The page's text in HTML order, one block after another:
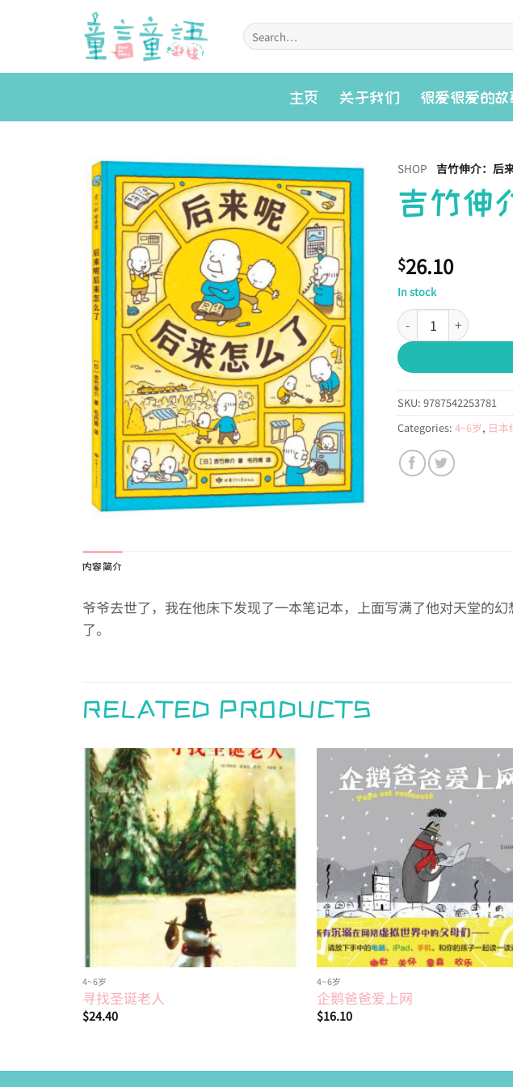
Search
for:
主页 关于我们 很爱很爱的故
Add to
wishlist
SHOP 吉竹伸介：后
吉竹伸
$26.10
In stock
吉竹伸介：后来呢后
SKU: 9787542253781
Categories: 4~6岁, 日本
内容简介
爷爷去世了，我在他床下发现了一本笔记本，上面写满了他对天堂的
了。
RELATED PRODUCTS
Add to
wishlist
4~6岁
寻找圣诞老人
$24.40
Add
4~6岁
企鹅爸爸爱上网
$16.10